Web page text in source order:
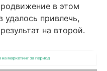
в этом
удалось привлечь,
на второй.